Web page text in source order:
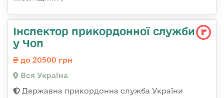
Інспектор прикордонної служби
у Чоп
до 20500 грн
Вся Україна
Державна прикордонна служба України